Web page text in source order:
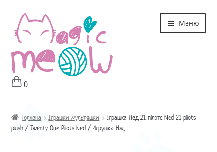
Перейти
до
навігації
Перейти
до
контенту
Меню
Головна
Магазин
0
Головна Іграшки мультяшки
Іграшка Нед 21 пілотс Ned 21 pilots
plush / Twenty One Pilots Ned / Игрушка Нэд